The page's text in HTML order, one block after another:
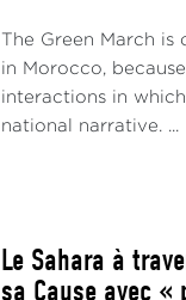
The Green March
in Morocco,
interactions in
national narrative. ...
Le Sahara à
sa Cause avec